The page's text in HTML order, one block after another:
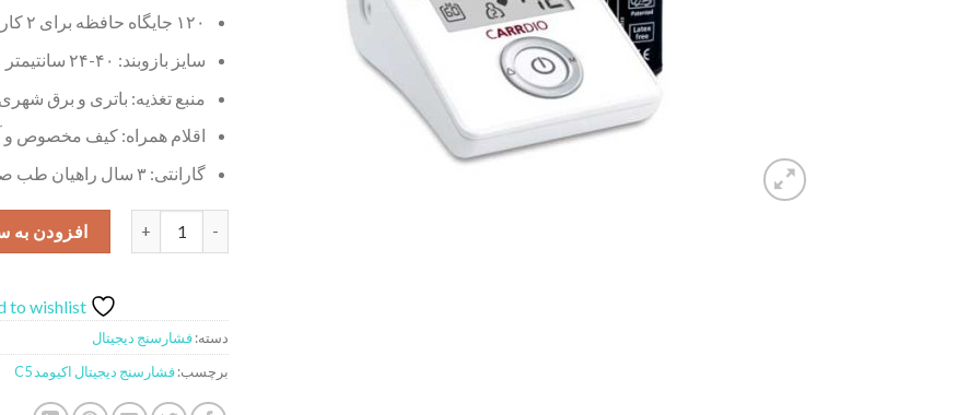
۱۲۰ جایگاه حافظه برای ۲ کاربر
سایز بازوبند: ۴۰-۲۴ سانتیمتر
منبع تغذیه: باتری و برق شهری
اقلام همراه: کیف مخصوص و
گارانتی: ۳ سال راهیان طب صبا
فشارسنج دیجیتال اکیومد مدل C5 عددافزودن به
to wishlist
دسته:فشارسنج دیجیتال
برچسب:فشارسنج دیجیتال اکیومد C5